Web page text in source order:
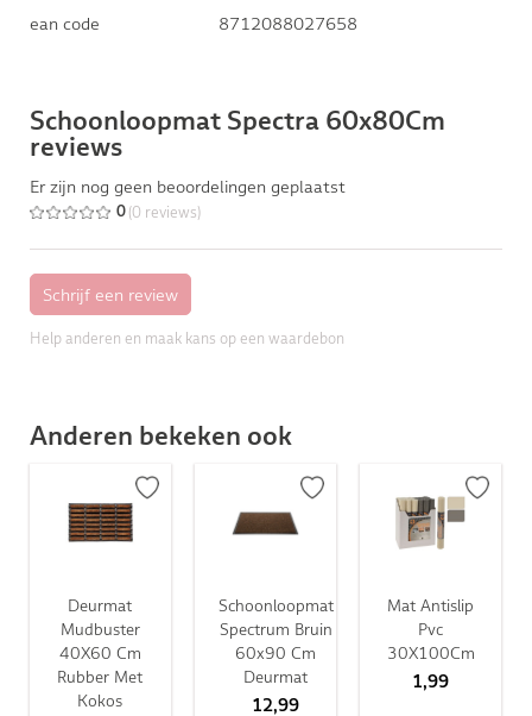
ean code
8712088027658
Schoonloopmat Spectra 60x80Cm
reviews
Er zijn nog geen beoordelingen geplaatst
0 (0 reviews)
Help anderen en maak kans op een waardebon
Anderen bekeken ook
Deurmat
Mudbuster
40X60 Cm
Rubber Met
Kokos
Schoonloopmat
Spectrum Bruin
60x90 Cm
Deurmat
12,99
Mat Antislip
Pvc
30X100Cm
1,99